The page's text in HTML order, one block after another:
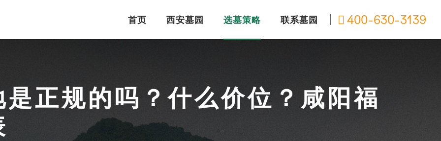
首页 西安墓园 选墓策略 联系墓园 400-630-3139
正规的吗？什么价位？咸阳福